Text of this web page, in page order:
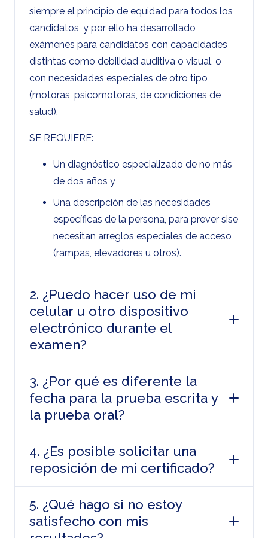
siempre el principio de equidad para todos los
candidatos, y por ello ha desarrollado
exámenes para candidatos con capacidades
distintas como debilidad auditiva o visual, o
con necesidades especiales de otro tipo
(motoras, psicomotoras, de condiciones de
salud).
SE REQUIERE:
Un diagnóstico especializado de no más
de dos años y
Una descripción de las necesidades
específicas de la persona, para prever sise
necesitan arreglos especiales de acceso
(rampas, elevadores u otros).
2. ¿Puedo hacer uso de mi
celular u otro dispositivo
electrónico durante el
examen?
3. ¿Por qué es diferente la
fecha para la prueba escrita y
la prueba oral?
4. ¿Es posible solicitar una
reposición de mi certificado?
5. ¿Qué hago si no estoy
satisfecho con mis